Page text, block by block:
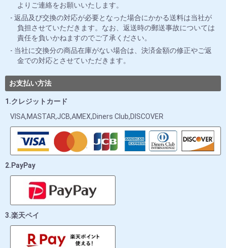
よりご連絡をお願いいたします。
返品及び交換の対応が必要となった場合にかかる送料は当社が
負担させていただきます。なお、返送時の郵送事故については
責任を負いかねますのでご了承ください。
当社に交換分の商品在庫がない場合は、決済金額の修正やご返
金での対応とさせていただきます。
お支払い方法
1.クレジットカード
VISA,MASTAR,JCB,AMEX,Diners Club,DISCOVER
2.PayPay
3.楽天ペイ